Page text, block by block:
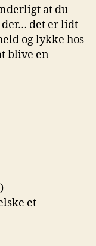
at du
det er lidt
og lykke hos
blive en
et